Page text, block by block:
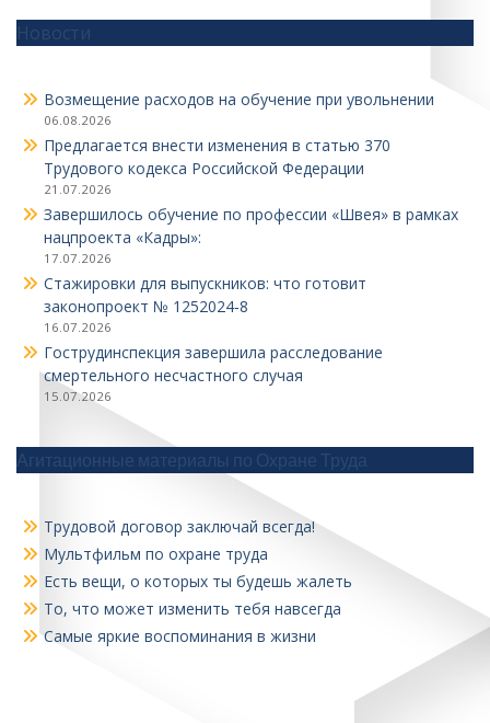
Новости
Возмещение расходов на обучение при увольнении
06.08.2026
Предлагается внести изменения в статью 370
Трудового кодекса Российской Федерации
21.07.2026
Завершилось обучение по профессии «Швея» в рамках
нацпроекта «Кадры»:
17.07.2026
Стажировки для выпускников: что готовит
законопроект № 1252024‑8
16.07.2026
Гострудинспекция завершила расследование
смертельного несчастного случая
15.07.2026
Агитационные материалы по Охране Труда
Трудовой договор заключай всегда!
Мультфильм по охране труда
Есть вещи, о которых ты будешь жалеть
То, что может изменить тебя навсегда
Самые яркие воспоминания в жизни